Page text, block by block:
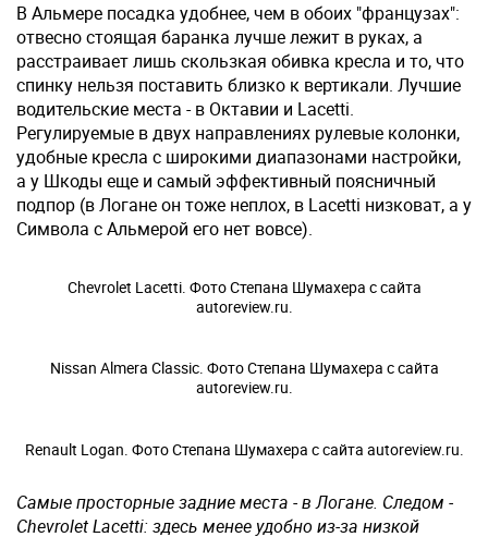
В Альмере посадка удобнее, чем в обоих "французах":
отвесно стоящая баранка лучше лежит в руках, а
расстраивает лишь скользкая обивка кресла и то, что
спинку нельзя поставить близко к вертикали. Лучшие
водительские места - в Октавии и Lacetti.
Регулируемые в двух направлениях рулевые колонки,
удобные кресла с широкими диапазонами настройки,
а у Шкоды еще и самый эффективный поясничный
подпор (в Логане он тоже неплох, в Lacetti низковат, а у
Символа с Альмерой его нет вовсе).
Chevrolet Lacetti. Фото Степана Шумахера с сайта
autoreview.ru.
Nissan Almera Classic. Фото Степана Шумахера с сайта
autoreview.ru.
Renault Logan. Фото Степана Шумахера с сайта autoreview.ru.
Самые просторные задние места - в Логане. Следом -
Chevrolet Lacetti: здесь менее удобно из-за низкой